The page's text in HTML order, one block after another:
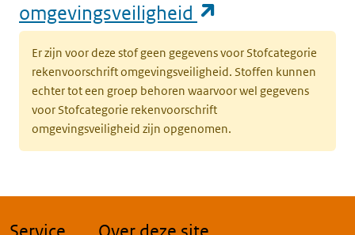
omgevingsveiligheid
Er zijn voor deze stof geen gegevens voor Stofcategorie
rekenvoorschrift omgevingsveiligheid. Stoffen kunnen
echter tot een groep behoren waarvoor wel gegevens
voor Stofcategorie rekenvoorschrift
omgevingsveiligheid zijn opgenomen.